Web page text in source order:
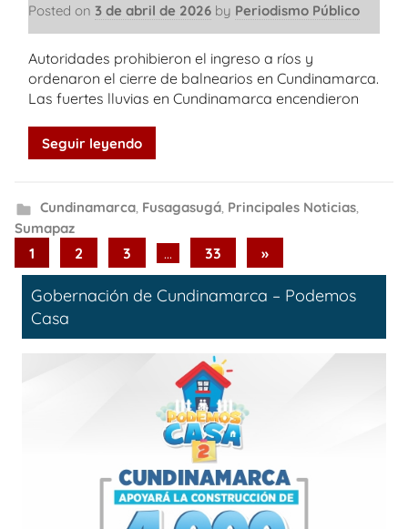
Posted on 3 de abril de 2026 by Periodismo Público
Autoridades prohibieron el ingreso a ríos y
ordenaron el cierre de balnearios en Cundinamarca.
Las fuertes lluvias en Cundinamarca encendieron
Seguir leyendo
Cundinamarca, Fusagasugá, Principales Noticias,
Sumapaz
Paginación
de
entradas
1 2 3 … 33
Next
Posts
»
Gobernación de Cundinamarca – Podemos
Casa